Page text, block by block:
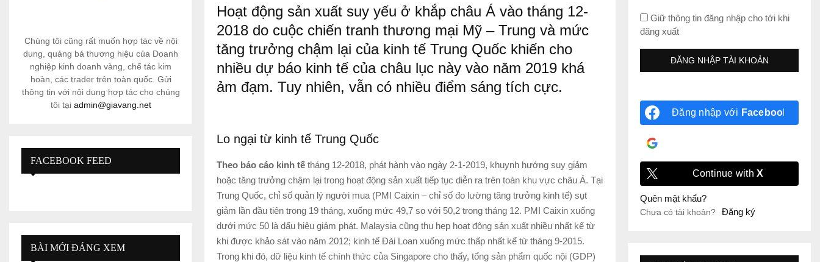
Hoạt động sản xuất suy yếu ở khắp châu Á vào tháng 12-
2018 do cuộc chiến tranh thương mại Mỹ – Trung và mức
tăng trưởng chậm lại của kinh tế Trung Quốc khiến cho
nhiều dự báo kinh tế của châu lục này vào năm 2019 khá
ảm đạm. Tuy nhiên, vẫn có nhiều điểm sáng tích cực.
Lo ngại từ kinh tế Trung Quốc
Theo báo cáo kinh tế tháng 12-2018, phát hành vào ngày 2-1-2019, khuynh hướng suy giảm
hoặc tăng trưởng chậm lại trong hoạt động sản xuất tiếp tục diễn ra trên toàn khu vực châu Á. Tại
Trung Quốc, chỉ số quản lý người mua (PMI Caixin – chỉ số đo lường tăng trưởng kinh tế) sụt
giảm lần đầu tiên trong 19 tháng, xuống mức 49,7 so với 50,2 trong tháng 12. PMI Caixin xuống
dưới mức 50 là dấu hiệu giảm phát. Malaysia cũng thu hẹp hoạt động sản xuất nhiều nhất kể từ
khi được khảo sát vào năm 2012; kinh tế Đài Loan xuống mức thấp nhất kể từ tháng 9-2015.
Trong khi đó, dữ liệu kinh tế chính thức của Singapore cho thấy, tổng sản phẩm quốc nội (GDP)
Chúng tôi cũng rất muốn hợp tác về nội
dung, quảng bá thương hiệu của Doanh
nghiệp kinh doanh vàng, chế tác kim
hoàn, các trader trên toàn quốc. Gửi
thông tin với nội dung hợp tác cho chúng
tôi tại admin@giavang.net
FACEBOOK FEED
BÀI MỚI ĐÁNG XEM
Giữ thông tin đăng nhập cho tới khi
đăng xuất
Đăng nhập với Facebook
Continue withX
Quên mật khẩu?
Chưa có tài khoản? Đăng ký